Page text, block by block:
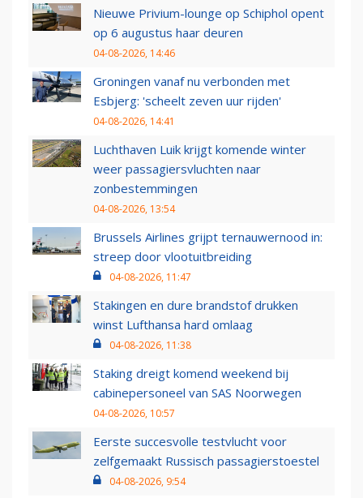
Nieuwe Privium-lounge op Schiphol opent
op 6 augustus haar deuren
04-08-2026, 14:46
Groningen vanaf nu verbonden met
Esbjerg: 'scheelt zeven uur rijden'
04-08-2026, 14:41
Luchthaven Luik krijgt komende winter
weer passagiersvluchten naar
zonbestemmingen
04-08-2026, 13:54
Brussels Airlines grijpt ternauwernood in:
streep door vlootuitbreiding
04-08-2026, 11:47
Stakingen en dure brandstof drukken
winst Lufthansa hard omlaag
04-08-2026, 11:38
Staking dreigt komend weekend bij
cabinepersoneel van SAS Noorwegen
04-08-2026, 10:57
Eerste succesvolle testvlucht voor
zelfgemaakt Russisch passagierstoestel
04-08-2026, 9:54